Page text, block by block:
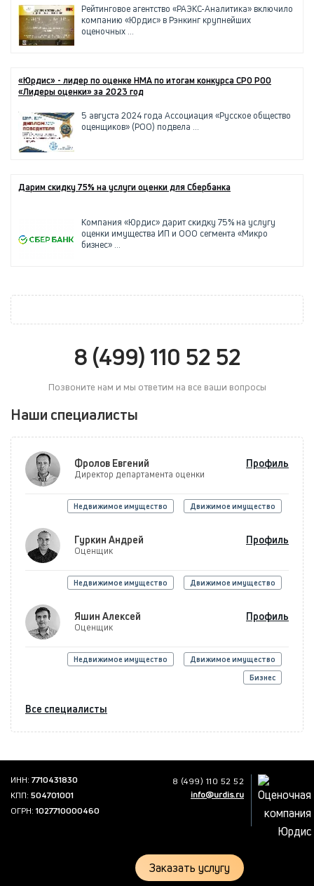
8 (499) 110 52 52
Позвоните нам и мы ответим на все ваши вопросы
Наши специалисты
Фролов Евгений
Директор департамента оценки
Профиль
Недвижимое имущество Движимое имущество
Гуркин Андрей
Оценщик
Профиль
Недвижимое имущество Движимое имущество
Яшин Алексей
Оценщик
Профиль
Недвижимое имущество
Движимое имущество
Бизнес
Все специалисты
Рейтинговое агентство «РАЭКС-Аналитика» включило
компанию «Юрдис» в Рэнкинг крупнейших
оценочных ...
«Юрдис» - лидер по оценке НМА по итогам конкурса СРО РОО
«Лидеры оценки» за 2023 год
5 августа 2024 года Ассоциация «Русское общество
оценщиков» (РОО) подвела ...
Дарим скидку 75% на услуги оценки для Сбербанка
Компания «Юрдис» дарит скидку 75% на услугу
оценки имущества ИП и ООО сегмента «Микро
бизнес» ...
ИНН: 7710431830
КПП: 504701001
ОГРН:1027710000460
8 (499) 110 52 52
info@urdis.ru
Заказать услугу